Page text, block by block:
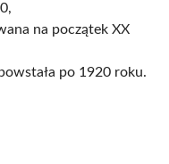
na początek XX
po 1920 roku.